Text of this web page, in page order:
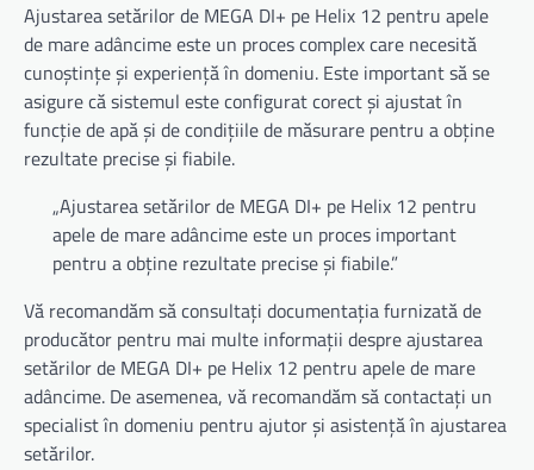
Ajustarea setărilor de MEGA DI+ pe Helix 12 pentru apele
de mare adâncime este un proces complex care necesită
cunoștințe și experiență în domeniu. Este important să se
asigure că sistemul este configurat corect și ajustat în
funcție de apă și de condițiile de măsurare pentru a obține
rezultate precise și fiabile.
„Ajustarea setărilor de MEGA DI+ pe Helix 12 pentru
apele de mare adâncime este un proces important
pentru a obține rezultate precise și fiabile.”
Vă recomandăm să consultați documentația furnizată de
producător pentru mai multe informații despre ajustarea
setărilor de MEGA DI+ pe Helix 12 pentru apele de mare
adâncime. De asemenea, vă recomandăm să contactați un
specialist în domeniu pentru ajutor și asistență în ajustarea
setărilor.